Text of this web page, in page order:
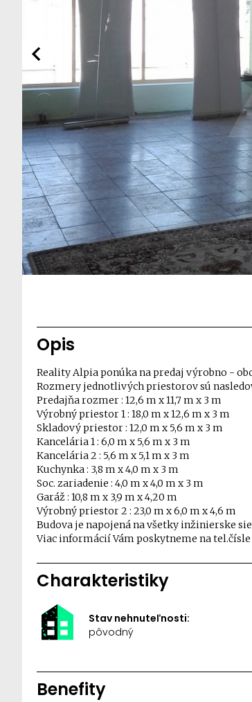
Opis
Reality Alpia ponúka na predaj výrobno -
Rozmery jednotlivých priestorov sú
Predajňa rozmer : 12,6 m x 11,7 m x 3 m
Výrobný priestor 1 : 18,0 m x 12,6 m x 3 m
Skladový priestor : 12,0 m x 5,6 m x 3 m
Kancelária 1 : 6,0 m x 5,6 m x 3 m
Kancelária 2 : 5,6 m x 5,1 m x 3 m
Kuchynka : 3,8 m x 4,0 m x 3 m
Soc. zariadenie : 4,0 m x 4,0 m x 3 m
Garáž : 10,8 m x 3,9 m x 4,20 m
Výrobný priestor 2 : 23,0 m x 6,0 m x 4,6 m
Budova je napojená na všetky inžinierske
Viac informácií Vám poskytneme na
Charakteristiky
Stav nehnuteľnosti:
pôvodný
Benefity